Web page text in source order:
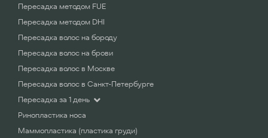
Пересадка методом FUE
Пересадка методом DHI
Пересадка волос на бороду
Пересадка волос на брови
Пересадка волос в Москве
Пересадка волос в Санкт-Петербурге
Пересадка за 1 день
Ринопластика носа
Маммопластика (пластика груди)